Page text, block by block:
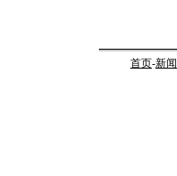
首页-新闻